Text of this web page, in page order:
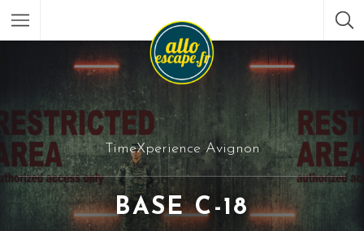
TimeXperience Avignon
BASE C-18